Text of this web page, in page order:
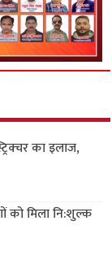
का इलाज,
को मिला नि:शुल्क